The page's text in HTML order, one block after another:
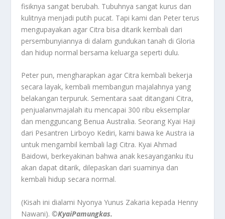
fisiknya sangat berubah. Tubuhnya sangat kurus dan
kulitnya menjadi putih pucat. Tapi kami dan Peter terus
mengupayakan agar Citra bisa ditarik kembali dari
persembunyiannya di dalam gundukan tanah di Gloria
dan hidup normal bersama keluarga seperti dulu.
Peter pun, mengharapkan agar Citra kembali bekerja
secara layak, kembali membangun majalahnya yang
belakangan terpuruk. Sementara saat ditangani Citra,
penjualanvmajalah itu mencapai 300 ribu eksemplar
dan mengguncang Benua Australia. Seorang Kyai Haji
dari Pesantren Lirboyo Kediri, kami bawa ke Austra ia
untuk mengambil kembali lagi Citra. Kyai Ahmad
Baidowi, berkeyakinan bahwa anak kesayanganku itu
akan dapat ditarik, dilepaskan dari suaminya dan
kembali hidup secara normal.
(Kisah ini dialami Nyonya Yunus Zakaria kepada Henny
Nawani).©️KyaiPamungkas.